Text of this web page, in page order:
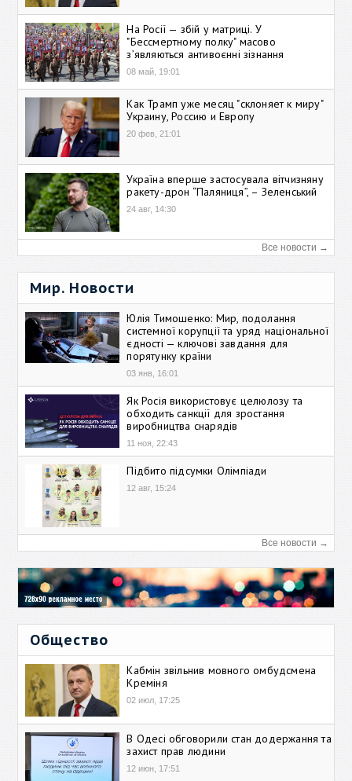
На Росії — збій у матриці. У
"Бессмертному полку" масово
зʼявляються антивоєнні зізнання
08 май, 19:01
Как Трамп уже месяц "склоняет к миру"
Украину, Россию и Европу
20 фев, 21:01
Україна вперше застосувала вітчизняну
ракету-дрон “Паляниця”, – Зеленський
24 авг, 14:30
Все новости →
Мир. Новости
Юлія Тимошенко: Мир, подолання
системної корупції та уряд національної
єдності — ключові завдання для
порятунку країни
03 янв, 16:01
Як Росія використовує целюлозу та
обходить санкції для зростання
виробництва снарядів
11 ноя, 22:43
Підбито підсумки Олімпіади
12 авг, 15:24
Все новости →
Общество
Кабмін звільнив мовного омбудсмена
Креміня
02 июл, 17:25
В Одесі обговорили стан додержання та
захист прав людини
12 июн, 17:51